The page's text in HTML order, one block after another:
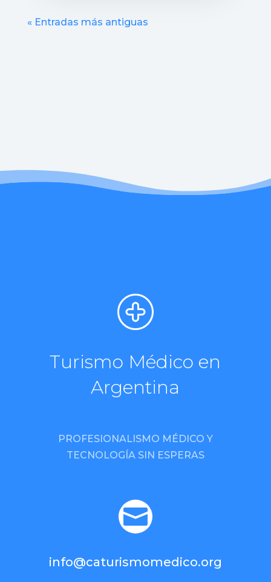
« Entradas más antiguas
Turismo Médico en
Argentina
PROFESIONALISMO MÉDICO Y
TECNOLOGÍA SIN ESPERAS

info@caturismomedico.org